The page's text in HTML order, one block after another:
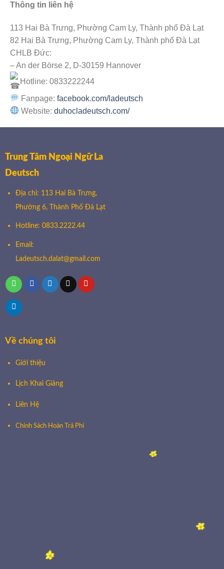
Thông tin liên hệ
113 Hai Bà Trưng, Phường Cam Ly, Thành phố Đà Lạt
82 Hai Bà Trưng, Phường Cam Ly, Thành phố Đà Lạt
CHLB Đức:
– An der Börse 2, D-30159 Hannover
Hotline: 0833222244
Fanpage:facebook.com/ladeutsch
Website:duhocladeutsch.com/
Trung Tâm Ngoại Ngữ La
Deutsch
Địa chỉ: 113 Hai Bà Trưng,
Phường 6, Thành Phố Đà Lạt
Hotline: 0833.2222.44
Email:
Ladeutsch.dalat@gmail.com
Về chúng tôi
Giới thiệu
Lịch Khai Giảng
Liên Hệ
Chính Sách Hoàn Trả Phí